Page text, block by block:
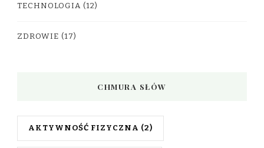
TECHNOLOGIA (12)
ZDROWIE (17)
CHMURA SŁÓW
AKTYWNOŚĆ FIZYCZNA (2)